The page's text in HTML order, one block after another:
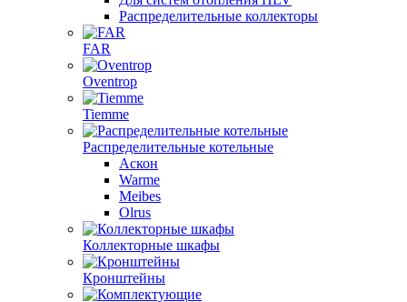
Распределительные коллекторы
FAR
Oventrop
Tiemme
Распределительные котельные
Аскон
Warme
Meibes
Olrus
Коллекторные шкафы
Кронштейны